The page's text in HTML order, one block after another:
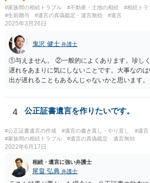
#家族間の相続トラブル #不動産・土地の相続
#相続トラ
#生前贈与
#遺言の真偽鑑定・遺言無効 #遺言
2025年3月26日
鬼沢 健士 弁護士
①与えません。 ②一般的によくあります。珍し
遅れをあまりに気にしないことです。大事なの
出が遅れることもあるんじゃないかと思います
4 公正証書遺言を作りたいです。
#公正証書遺言の作成 #遺言の書き直し・やり直し #遺言
#家族間の相続トラブル
#遺言の真偽鑑定・遺言無効
2022年6月17日
相続・遺言に強い弁護士
尾畠 弘典 弁護士